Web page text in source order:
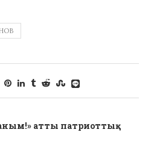
атты патриоттық